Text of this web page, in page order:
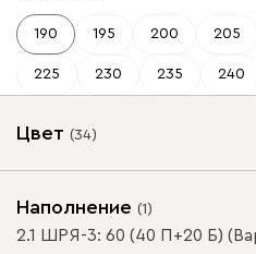
190 195 200 205
225 230 235 240
Цвет (34)
Наполнение (1)
2.1 ШРЯ-3: 60 (40 П+20 Б)